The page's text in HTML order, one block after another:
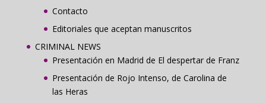
Contacto
Editoriales que aceptan manuscritos
CRIMINAL NEWS
Presentación en Madrid de El despertar de Franz
Presentación de Rojo Intenso, de Carolina de
las Heras